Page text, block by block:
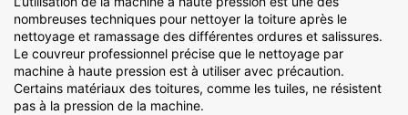
nombreuses techniques pour nettoyer la toiture après le
nettoyage et ramassage des différentes ordures et salissures.
Le couvreur professionnel précise que le nettoyage par
machine à haute pression est à utiliser avec précaution.
Certains matériaux des toitures, comme les tuiles, ne résistent
pas à la pression de la machine.